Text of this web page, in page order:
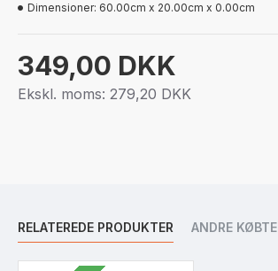
349,00 DKK
Ekskl. moms: 279,20 DKK
Dimensioner: 60.00cm x 20.00cm x 0.00cm
RELATEREDE PRODUKTER ANDRE KØBTE